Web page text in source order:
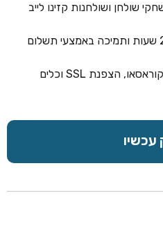
שולחן ושולחנות קזינו לייב
משיכות מהירות תוך 24-48 שעות ותמיכה באמצעי תשלום
שירות לקוחות 24/7, רישיון קוראסאו, הצפנת SSL וכלים